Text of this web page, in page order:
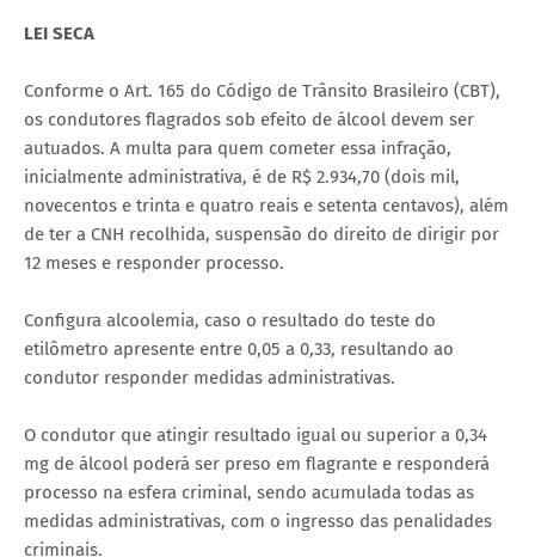
LEI SECA
Conforme o Art. 165 do Código de Trânsito Brasileiro (CBT),
os condutores flagrados sob efeito de álcool devem ser
autuados. A multa para quem cometer essa infração,
inicialmente administrativa, é de R$ 2.934,70 (dois mil,
novecentos e trinta e quatro reais e setenta centavos), além
de ter a CNH recolhida, suspensão do direito de dirigir por
12 meses e responder processo.
Configura alcoolemia, caso o resultado do teste do
etilômetro apresente entre 0,05 a 0,33, resultando ao
condutor responder medidas administrativas.
O condutor que atingir resultado igual ou superior a 0,34
mg de álcool poderá ser preso em flagrante e responderá
processo na esfera criminal, sendo acumulada todas as
medidas administrativas, com o ingresso das penalidades
criminais.